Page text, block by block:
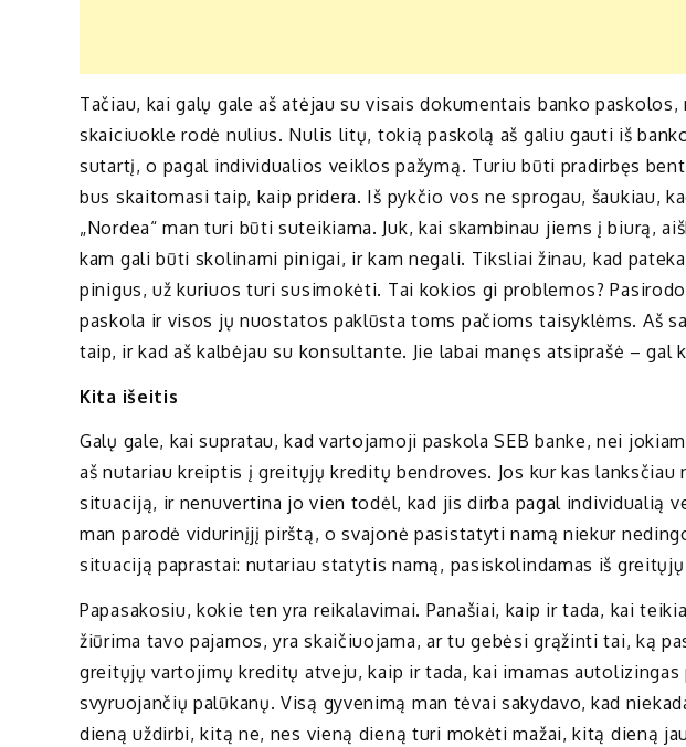
Tačiau, kai galų gale aš atėjau su visais dokumentais banko
skaiciuokle rodė nulius. Nulis litų, tokią paskolą aš galiu gauti iš
sutartį, o pagal individualios veiklos pažymą. Turiu būti pradirbęs
bus skaitomasi taip, kaip pridera. Iš pykčio vos ne sprogau, šaukiau,
„Nordea“ man turi būti suteikiama. Juk, kai skambinau jiems į biurą,
kam gali būti skolinami pinigai, ir kam negali. Tiksliai žinau, kad
pinigus, už kuriuos turi susimokėti. Tai kokios gi problemos?
paskola ir visos jų nuostatos paklūsta toms pačioms taisyklėms. Aš
taip, ir kad aš kalbėjau su konsultante. Jie labai manęs atsiprašė – gal
Kita išeitis
Galų gale, kai supratau, kad vartojamoji paskola SEB banke, nei
aš nutariau kreiptis į greitųjų kreditų bendroves. Jos kur kas
situaciją, ir nenuvertina jo vien todėl, kad jis dirba pagal individualią
man parodė vidurinįjį pirštą, o svajonė pasistatyti namą niekur
situaciją paprastai: nutariau statytis namą, pasiskolindamas iš
Papasakosiu, kokie ten yra reikalavimai. Panašiai, kaip ir tada, kai
žiūrima tavo pajamos, yra skaičiuojama, ar tu gebėsi grąžinti tai, ką
greitųjų vartojimų kreditų atveju, kaip ir tada, kai imamas autolizingas
svyruojančių palūkanų. Visą gyvenimą man tėvai sakydavo, kad
dieną uždirbi, kitą ne, nes vieną dieną turi mokėti mažai, kitą dieną